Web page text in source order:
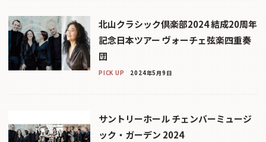
北山クラシック倶楽部2024 結成20周年
記念日本ツアー ヴォーチェ弦楽四重奏
団
PICK UP 2024年5月9日
サントリーホール チェンバーミュージ
ック・ガーデン 2024